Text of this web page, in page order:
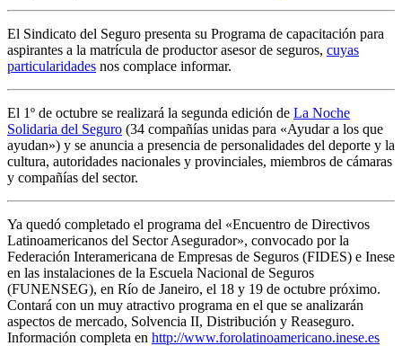
El Sindicato del Seguro presenta su Programa de capacitación para
aspirantes a la matrícula de productor asesor de seguros, cuyas
particularidades nos complace informar.
El 1º de octubre se realizará la segunda edición de La Noche
Solidaria del Seguro (34 compañías unidas para «Ayudar a los que
ayudan») y se anuncia a presencia de personalidades del deporte y la
cultura, autoridades nacionales y provinciales, miembros de cámaras
y compañías del sector.
Ya quedó completado el programa del «Encuentro de Directivos
Latinoamericanos del Sector Asegurador», convocado por la
Federación Interamericana de Empresas de Seguros (FIDES) e Inese
en las instalaciones de la Escuela Nacional de Seguros
(FUNENSEG), en Río de Janeiro, el 18 y 19 de octubre próximo.
Contará con un muy atractivo programa en el que se analizarán
aspectos de mercado, Solvencia II, Distribución y Reaseguro.
Información completa en http://www.forolatinoamericano.inese.es